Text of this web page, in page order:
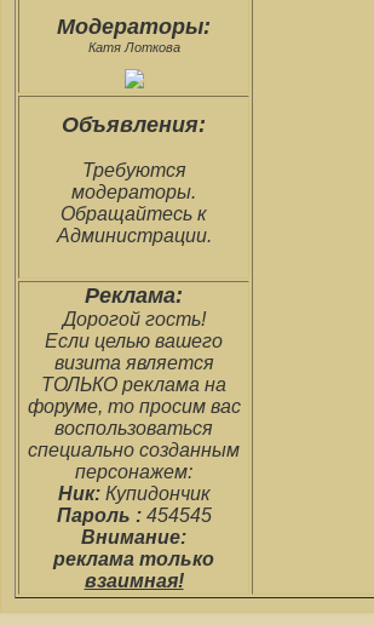
Модераторы:
Катя Лоткова
Объявления:
Требуются
модераторы.
Обращайтесь к
Администрации.
Реклама:
Дорогой гость!
Если целью вашего
визита является
ТОЛЬКО реклама на
форуме, то просим вас
воспользоваться
специально созданным
персонажем:
Ник:Купидончик
Пароль : 454545
Внимание:
реклама только
взаимная!